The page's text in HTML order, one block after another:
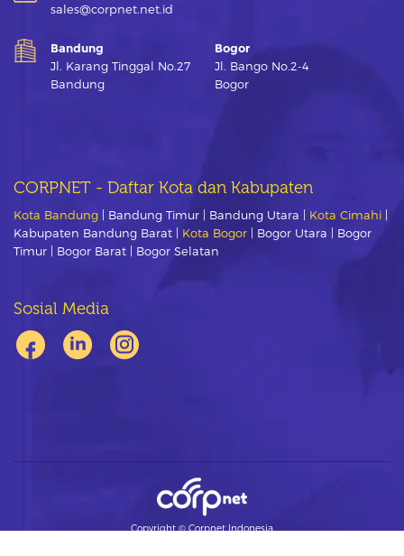
sales@corpnet.net.id
Bandung
Jl. Karang Tinggal No.27
Bandung
Bogor
Jl. Bango No.2-4
Bogor
CORPNET - Daftar Kota dan Kabupaten
Kota Bandung | Bandung Timur | Bandung Utara | Kota Cimahi
Kabupaten Bandung Barat | Kota Bogor | Bogor Utara | Bogor
Timur | Bogor Barat | Bogor Selatan
Sosial Media
Copyright © Corpnet Indonesia